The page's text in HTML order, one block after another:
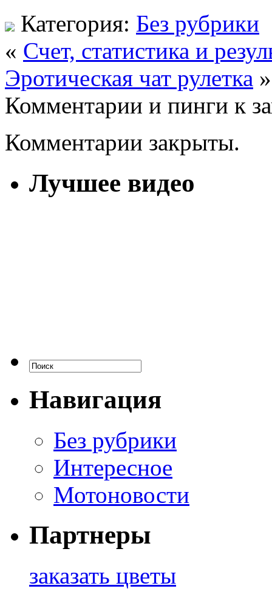
Категория: Без рубрики
« Счет, статистика и
Эротическая чат рулетка »
Комментарии и пинги к
Комментарии закрыты.
Лучшее видео
Навигация
Без рубрики
Интересное
Мотоновости
Партнеры
заказать цветы